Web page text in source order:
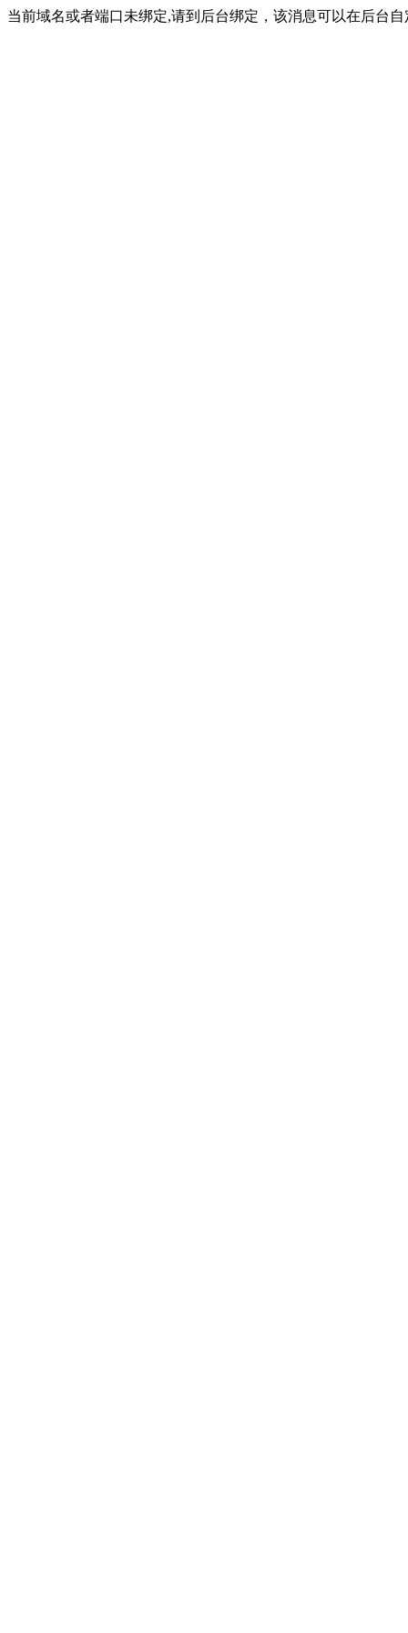
当前域名或者端口未绑定,请到后台绑定，该消息可以在后台自